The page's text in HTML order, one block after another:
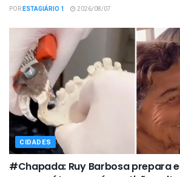
PORESTAGIÁRIO 1 2026/08/07
CIDADES
#Chapada: Ruy Barbosa prepara